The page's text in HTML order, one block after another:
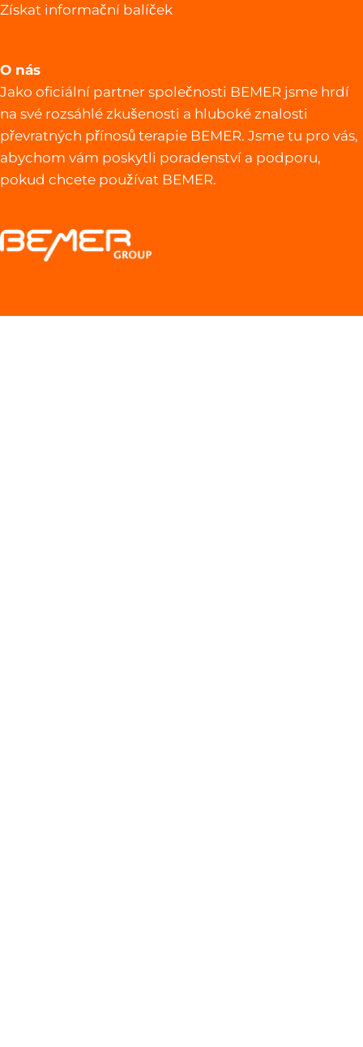
Získat informační balíček
O nás
Jako oficiální partner společnosti BEMER jsme hrdí
na své rozsáhlé zkušenosti a hluboké znalosti
převratných přínosů terapie BEMER. Jsme tu pro vás,
abychom vám poskytli poradenství a podporu,
pokud chcete používat BEMER.